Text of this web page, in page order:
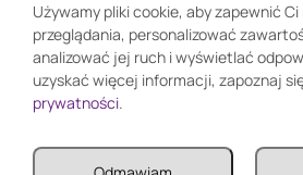
02-285 Warszawa
Godziny otwarcia:
Pn. - Pt. 08:00 - 16:00
Informacje
Używamy pliki cookie, aby zapewnić
przeglądania, personalizować
analizować jej ruch i wyświetlać
uzyskać więcej informacji, zapoznaj
prywatności.